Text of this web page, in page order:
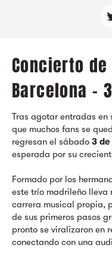
Concierto
Barcelona -
Tras agotar entradas en
que muchos fans se
regresan el sábado 3
esperada por su
Formado por los
este trío madrileño lleva
carrera musical propia,
de sus primeros pasos
pronto se viralizaron en
conectando con una